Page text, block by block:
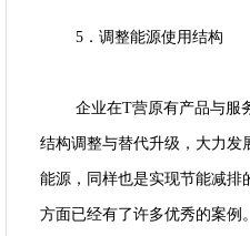
5．调整能源使用结构
企业在T营原有产品与服
结构调整与替代升级，大力发
能源，同样也是实现节能减排
方面已经有了许多优秀的案例。